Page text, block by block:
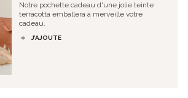
Notre pochette cadeau d'une jolie teinte
terracotta emballera à merveille votre
cadeau.
J’AJOUTE